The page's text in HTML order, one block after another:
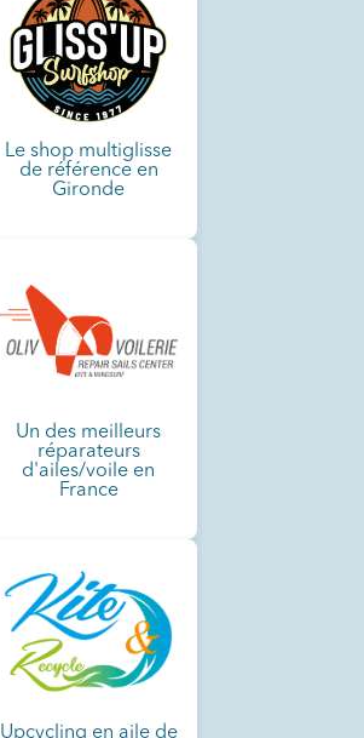
Le shop multiglisse
de référence en
Gironde
Un des meilleurs
réparateurs
d'ailes/voile en
France
Upcycling en aile de